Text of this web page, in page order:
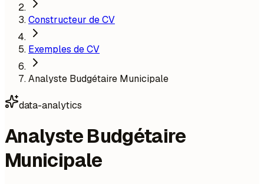
Constructeur de CV
Exemples de CV
Analyste Budgétaire Municipale
data-analytics
Analyste Budgétaire
Municipale